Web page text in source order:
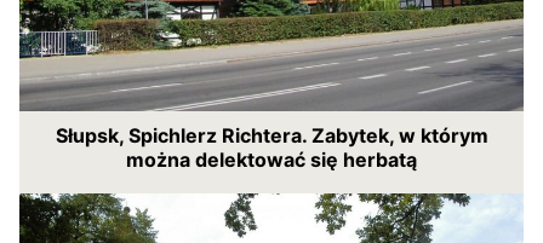
Słupsk, Spichlerz Richtera. Zabytek, w którym
można delektować się herbatą